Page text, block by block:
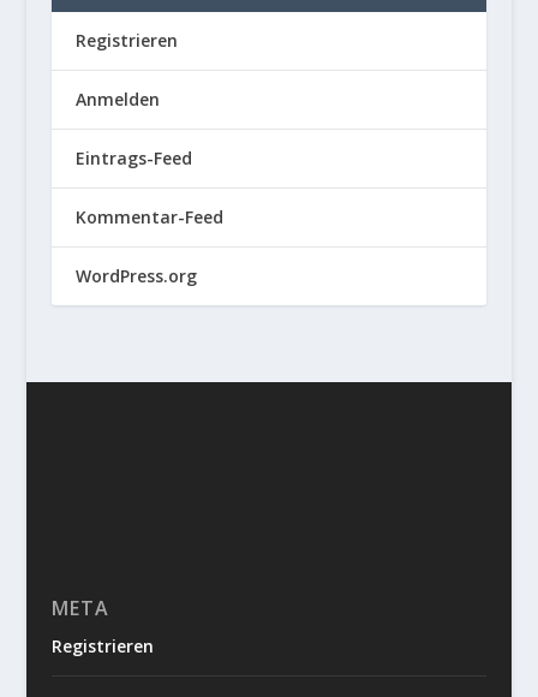
Registrieren
Anmelden
Eintrags-Feed
Kommentar-Feed
WordPress.org
META
Registrieren